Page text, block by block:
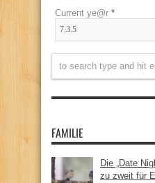
Current ye@r *
FAMILIE
Die „Date
zu zweit für